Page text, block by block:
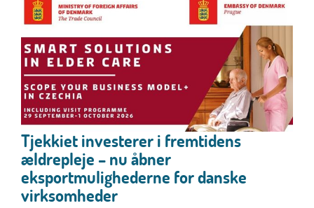
Tjekkiet investerer i fremtidens
ældrepleje – nu åbner
eksportmulighederne for danske
virksomheder